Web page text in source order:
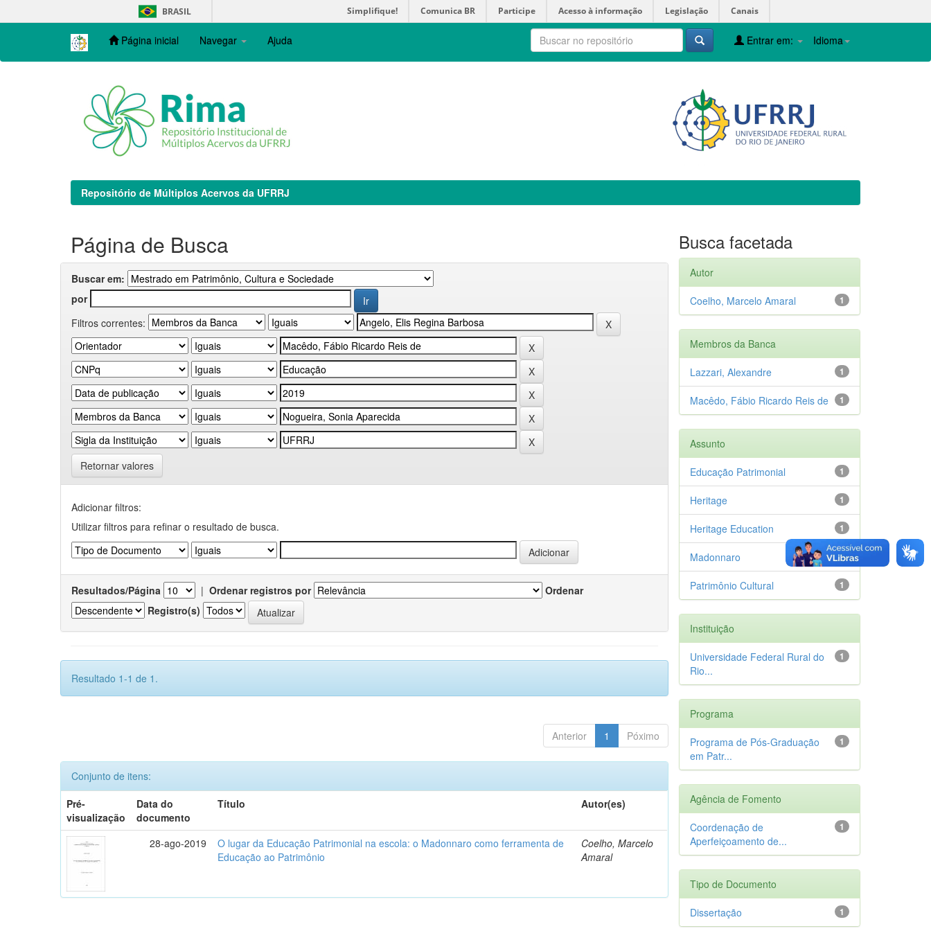
navigation
BRASIL Simplifique! Comunica BR Participe Acesso à informação Legislação Canais
Página inicial Navegar Ajuda Idioma
Entrar em:
Repositório de Múltiplos Acervos da UFRRJ
Página de Busca
Buscar em:
por
Filtros correntes:
Retornar valores
Adicionar filtros:
Utilizar filtros para refinar o resultado de busca.
Resultados/Página | Ordenar registros por
Ordenar
Registro(s)
Resultado 1-1 de 1.
Anterior 1 Póximo
Conjunto de itens:
Pré-
visualização
Data do
documento
Título Autor(es)
28-ago-2019
O lugar da Educação Patrimonial na escola: o Madonnaro como ferramenta de
Educação ao Patrimônio
Coelho, Marcelo
Amaral
Busca facetada
Autor
1
Coelho, Marcelo Amaral
Membros da Banca
1
Lazzari, Alexandre
1
Macêdo, Fábio Ricardo Reis de
Assunto
1
Educação Patrimonial
1
Heritage
1
Heritage Education
1
Madonnaro
1
Patrimônio Cultural
Instituição
1
Universidade Federal Rural do
Rio...
Programa
1
Programa de Pós-Graduação
em Patr...
Agência de Fomento
1
Coordenação de
Aperfeiçoamento de...
Tipo de Documento
1
Dissertação